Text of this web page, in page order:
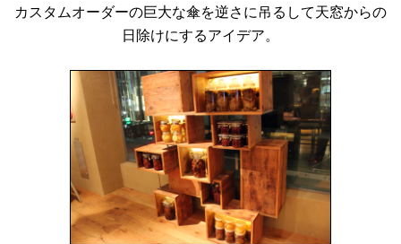
カスタムオーダーの巨大な傘を逆さに吊るして天窓からの
日除けにするアイデア。